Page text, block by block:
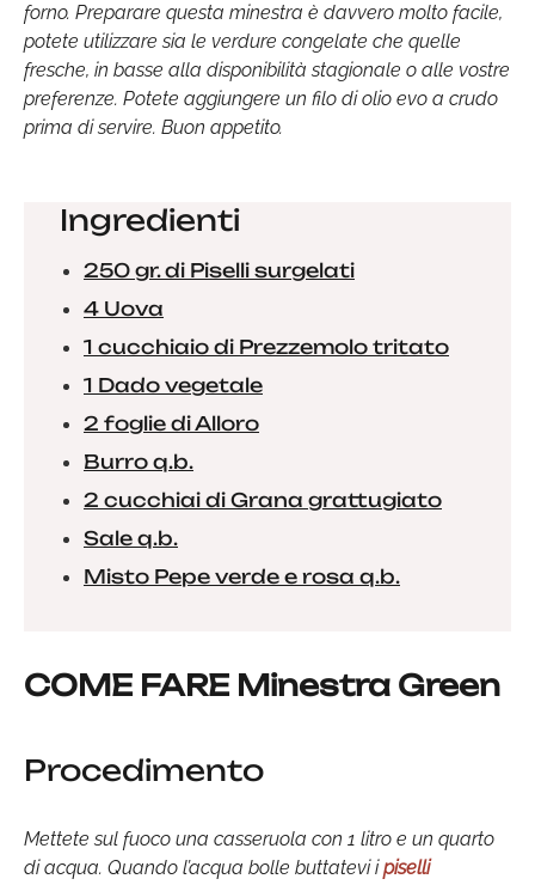
forno. Preparare questa minestra è davvero molto facile,
potete utilizzare sia le verdure congelate che quelle
fresche, in basse alla disponibilità stagionale o alle vostre
preferenze. Potete aggiungere un filo di olio evo a crudo
prima di servire. Buon appetito.
Ingredienti
250 gr. di Piselli surgelati
4 Uova
1 cucchiaio di Prezzemolo tritato
1 Dado vegetale
2 foglie di Alloro
Burro q.b.
2 cucchiai di Grana grattugiato
Sale q.b.
Misto Pepe verde e rosa q.b.
COME FARE Minestra Green
Procedimento
Mettete sul fuoco una casseruola con 1 litro e un quarto
di acqua. Quando l’acqua bolle buttatevi ipiselli